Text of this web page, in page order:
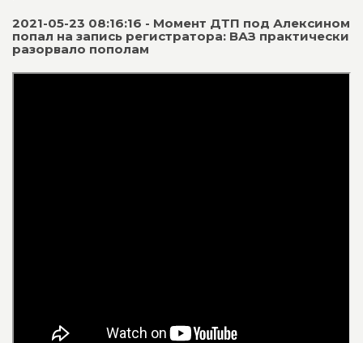
2021-05-23 08:16:16 - Момент ДТП под Алексином
попал на запись регистратора: ВАЗ практически
разорвало пополам